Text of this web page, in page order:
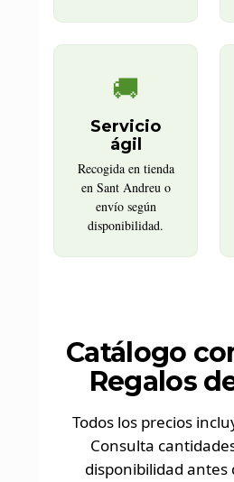
🚚
Servicio
ágil
Recogida en tienda
en Sant Andreu o
envío según
disponibilidad.
Catálogo
Regalos
Todos los precios
Consulta
disponibilidad antes